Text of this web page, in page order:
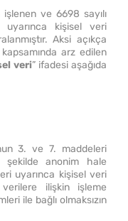
ve 6698 sayılı
uyarınca kişisel veri
Aksi açıkça
arz edilen
veri” ifadesi aşağıda
3. ve 7. maddeleri
şekilde anonim hale
uyarınca kişisel veri
ilişkin işleme
ile bağlı olmaksızın